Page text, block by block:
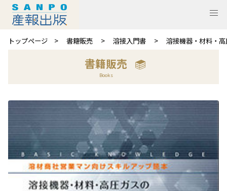
トップページ 書籍販売 溶接入門書 溶接機器・材料・
書籍販売
Books